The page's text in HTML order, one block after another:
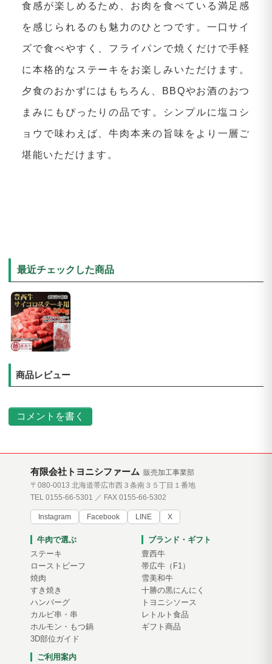
食感が楽しめるため、お肉を食べている満足感
を感じられるのも魅力のひとつです。一口サイ
ズで食べやすく、フライパンで焼くだけで手軽
に本格的なステーキをお楽しみいただけます。
夕食のおかずにはもちろん、BBQやお酒のおつ
まみにもぴったりの品です。シンプルに塩コシ
ョウで味わえば、牛肉本来の旨味をより一層ご
堪能いただけます。
最近チェックした商品
商品レビュー
コメントを書く
有限会社トヨニシファーム 販売加工事業部
〒080-0013 北海道帯広市西３条南３５丁目１番地
TEL 0155-66-5301 ／ FAX 0155-66-5302
Instagram Facebook LINE X
牛肉で選ぶ
ステーキ
ローストビーフ
焼肉
すき焼き
ハンバーグ
カルビ串・串
ホルモン・もつ鍋
3D部位ガイド
ブランド・ギフト
豊西牛
帯広牛（F1）
雪美和牛
十勝の黒にんにく
トヨニシソース
レトルト食品
ギフト商品
ご利用案内